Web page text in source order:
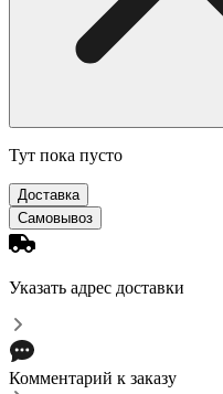
Тут пока пусто
Доставка
Самовывоз
Указать адрес доставки
Комментарий к заказу